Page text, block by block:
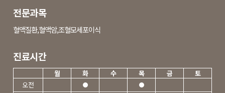
전문과목
혈액질환,혈액암,조혈모세포이식
진료시간
월 화 수 목 금
토
오전